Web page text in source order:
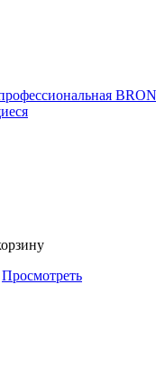
Просмотреть